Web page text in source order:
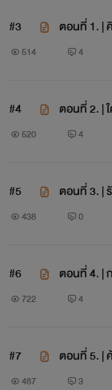
เรื่องราวค
กันตั้งแต่เรียนมหา
ต่างแยกย้าย
หนึ่งในกลุ่ม ซึ่งจัดขึ้
ความรักขอ
อกหักและกำลังเริ่
#3 ตอนที่ 1. |
514 4
#4 ตอนที่ 2. |
520 4
#5 ตอนที่ 3. |
438 0
#6 ตอนที่ 4. |
722 4
#7 ตอนที่ 5. |
487 3